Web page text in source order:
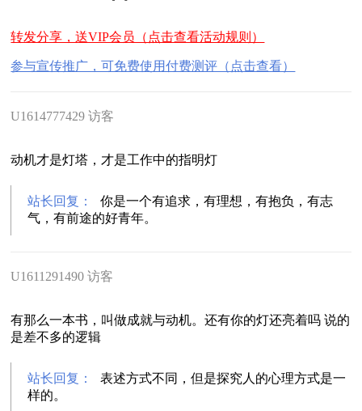
转发分享，送VIP会员（点击查看活动规则）
参与宣传推广，可免费使用付费测评（点击查看）
U1614777429 访客
动机才是灯塔，才是工作中的指明灯
站长回复：
你是一个有追求，有理想，有抱负，有志
气，有前途的好青年。
U1611291490 访客
有那么一本书，叫做成就与动机。还有你的灯还亮着吗 说的
是差不多的逻辑
站长回复：
表述方式不同，但是探究人的心理方式是一
样的。